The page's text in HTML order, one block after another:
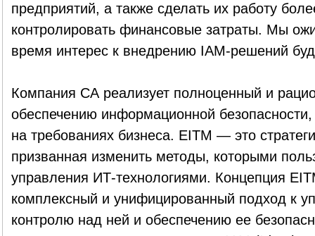
предприятий, а также сделать их работу
контролировать финансовые затраты. Мы
время интерес к внедрению IAM-решений
Компания СА реализует полноценный и
обеспечению информационной
на требованиях бизнеса. EITM — это
призванная изменить методы, которыми
управления ИТ-технологиями. Концепция
комплексный и унифицированный подход к
контролю над ней и обеспечению ее